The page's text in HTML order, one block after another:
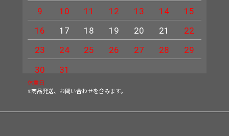
9
10 11 12 13 14
15
16
17 18 19 20 21
22
23
24 25 26 27 28
29
30
31
休業日
※商品発送、お問い合わせを含みます。